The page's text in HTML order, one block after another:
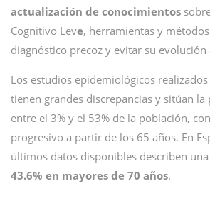
actualización de conocimientos
Cognitivo Leve, herramientas y
diagnóstico precoz y evitar su evolución
Los estudios epidemiológicos
tienen grandes discrepancias y sitúan la
entre el 3% y el 53% de la población,
progresivo a partir de los 65 años. En
últimos datos disponibles describen una
43.6% en mayores de 70 años.